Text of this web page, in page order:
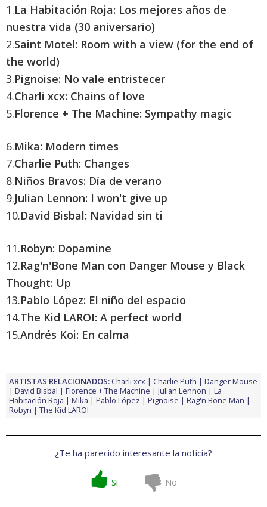
1.La Habitación Roja: Los mejores años de
nuestra vida (30 aniversario)
2.Saint Motel: Room with a view (for the end of
the world)
3.Pignoise: No vale entristecer
4.Charli xcx: Chains of love
5.Florence + The Machine: Sympathy magic
6.Mika: Modern times
7.Charlie Puth: Changes
8.Niños Bravos: Día de verano
9.Julian Lennon: I won't give up
10.David Bisbal: Navidad sin ti
11.Robyn: Dopamine
12.Rag'n'Bone Man con Danger Mouse y Black
Thought: Up
13.Pablo López: El niño del espacio
14.The Kid LAROI: A perfect world
15.Andrés Koi: En calma
ARTISTAS RELACIONADOS:Charli xcx Charlie Puth
Danger Mouse
David Bisbal
Florence + The Machine Julian Lennon
La
Habitación Roja
Mika Pablo López Pignoise
Rag'n'Bone Man
Robyn
The Kid LAROI
¿Te ha parecido interesante la noticia?
Si No